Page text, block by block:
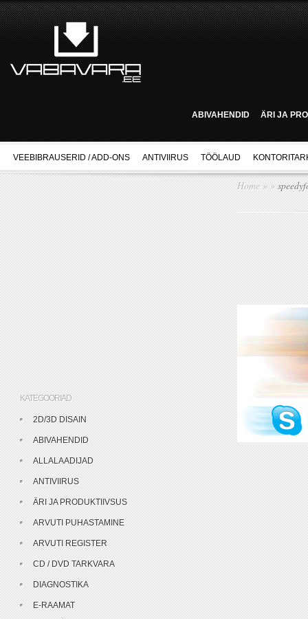
ABIVAHENDID ÄRI JA
VEEBIBRAUSERID / ADD-ONS ANTIVIIRUS TÖÖLAUD
Home » »
KATEGOORIAD
2D/3D DISAIN
ABIVAHENDID
ALLALAADIJAD
ANTIVIIRUS
ÄRI JA PRODUKTIIVSUS
ARVUTI PUHASTAMINE
ARVUTI REGISTER
CD / DVD TARKVARA
DIAGNOSTIKA
E-RAAMAT